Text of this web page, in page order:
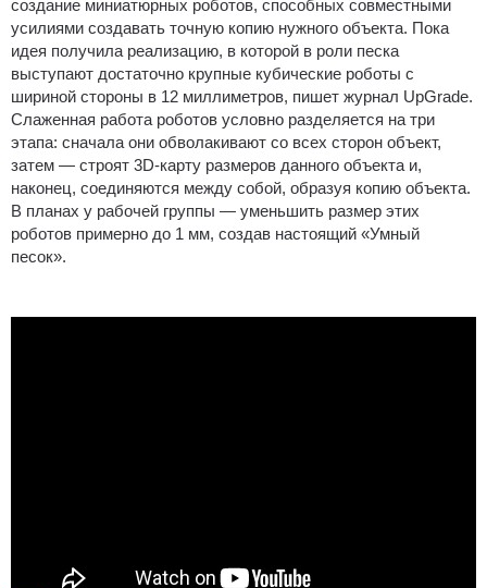
создание миниатюрных роботов, способных совместными
усилиями создавать точную копию нужного объекта. Пока
идея получила реализацию, в которой в роли песка
выступают достаточно крупные кубические роботы с
шириной стороны в 12 миллиметров, пишет журнал UpGrade.
Слаженная работа роботов условно разделяется на три
этапа: сначала они обволакивают со всех сторон объект,
затем — строят 3D-карту размеров данного объекта и,
наконец, соединяются между собой, образуя копию объекта.
В планах у рабочей группы — уменьшить размер этих
роботов примерно до 1 мм, создав настоящий «Умный
песок».